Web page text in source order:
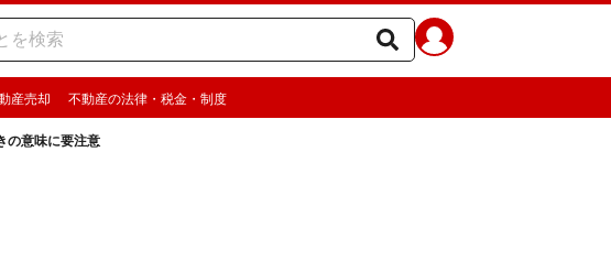
産売却 不動産の法律・税金・制度
の意味に要注意